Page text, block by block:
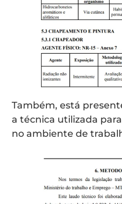
Também, está
a técnica utilizada
no ambiente de